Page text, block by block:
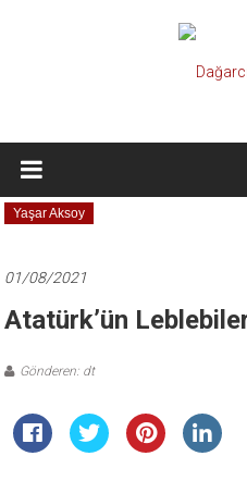
Dağarcık
Türkiye
Önce
Cumhuriyeti…
Yaşar Aksoy
01/08/2021
Atatürk’ün
Gönderen: dt